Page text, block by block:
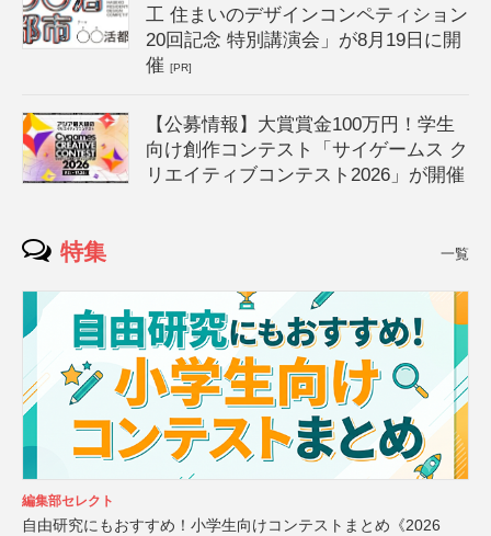
工 住まいのデザインコンペティション
20回記念 特別講演会」が8月19日に開
催[PR]
【公募情報】大賞賞金100万円！学生
向け創作コンテスト「サイゲームス ク
リエイティブコンテスト2026」が開催
特集 一覧
編集部セレクト
自由研究にもおすすめ！小学生向けコンテストまとめ《2026